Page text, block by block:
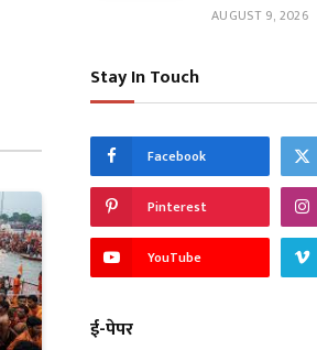
AUGUST 9, 2026
Stay In Touch
Facebook
Pinterest
YouTube
ई-पेपर